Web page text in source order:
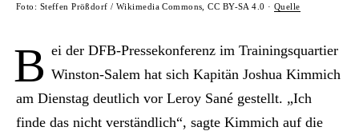
Foto: Steffen Prößdorf / Wikimedia Commons, CC BY-SA 4.0 · Quelle
B ei der DFB-Pressekonferenz im Trainingsquartier
Winston-Salem hat sich Kapitän Joshua Kimmich
am Dienstag deutlich vor Leroy Sané gestellt. „Ich
finde das nicht verständlich“, sagte Kimmich auf die